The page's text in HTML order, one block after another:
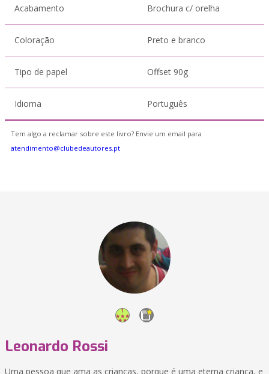
Acabamento Brochura c/ orelha
Coloração Preto e branco
Tipo de papel Offset 90g
Idioma Português
Tem algo a reclamar sobre este livro? Envie um email para
atendimento@clubedeautores.pt
Leonardo Rossi
Uma pessoa que ama as crianças, porque é uma eterna criança, e